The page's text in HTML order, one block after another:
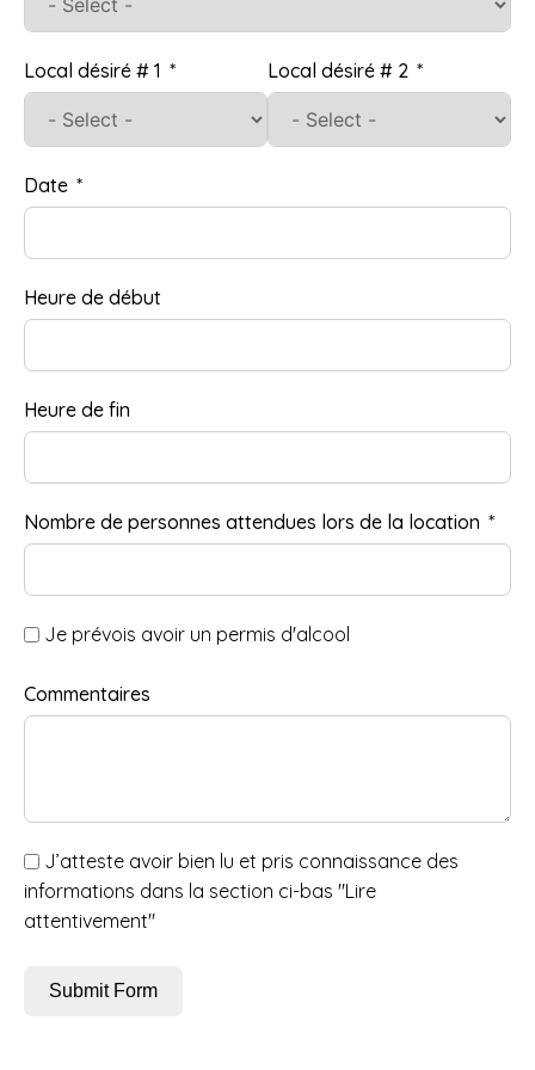
Local désiré # 1 Local désiré # 2
Date
Heure de début
Heure de fin
Nombre de personnes attendues lors de la location
Je prévois avoir un permis d'alcool
Commentaires
J’atteste avoir bien lu et pris connaissance des
informations dans la section ci-bas "Lire
attentivement"
Submit Form